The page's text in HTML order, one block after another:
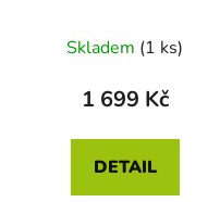
Skladem (1 ks)
1 699 Kč
DETAIL